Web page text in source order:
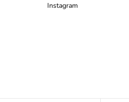
Instagram